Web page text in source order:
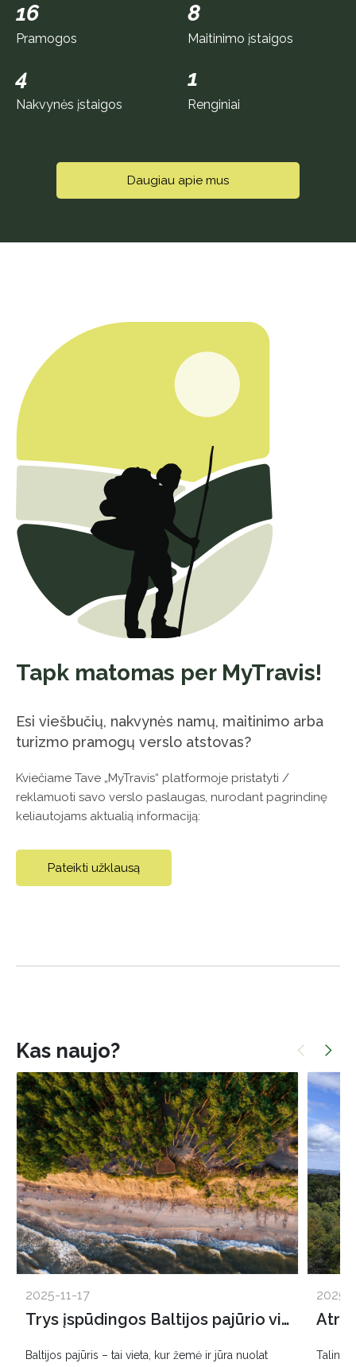
16
Pramogos
8
Maitinimo įstaigos
4
Nakvynės įstaigos
1
Renginiai
Daugiau apie mus
Tapk matomas per MyTravis!
Esi viešbučių, nakvynės namų, maitinimo arba
turizmo pramogų verslo atstovas?
Kviečiame Tave „MyTravis“ platformoje pristatyti /
reklamuoti savo verslo paslaugas, nurodant pagrindinę
keliautojams aktualią informaciją:
Pateikti užklausą
Kas naujo?
2025-11-17
Trys įspūdingos Baltijos pajūrio vietos: Olando Kepurė, Veczemių uolos, Pakri skardžiai
Baltijos pajūris – tai vieta, kur žemė ir jūra nuolat
2025-
Talino